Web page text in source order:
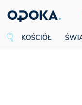
KOŚCIÓŁ